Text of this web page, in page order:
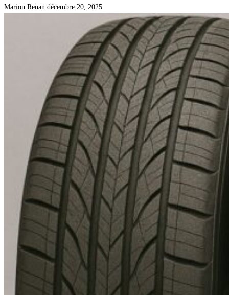
Marion Renan décembre 20, 2025